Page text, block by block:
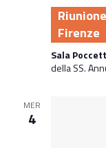
Firenze
Sala
della SS.
MER
4